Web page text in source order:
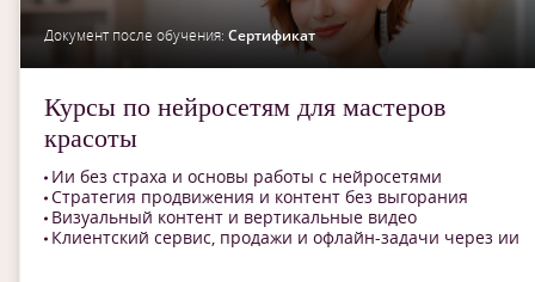
Документ после обучения: Сертификат
Курсы по нейросетям для мастеров
красоты
Ии без страха и основы работы с нейросетями
Стратегия продвижения и контент без выгорания
Визуальный контент и вертикальные видео
Клиентский сервис, продажи и офлайн-задачи через ии